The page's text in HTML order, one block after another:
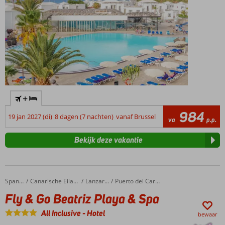
+
19 jan 2027 (di) 8 dagen (7 nachten) vanaf Brussel va 984 p.p.
Bekijk deze vakantie
Home Spanje Canarische Eilanden Lanzarote Puerto del Carmen
Fly & Go Beatriz Playa & Spa
Fly & Go Beatriz Playa & Spa
All Inclusive-Hotel bewaar